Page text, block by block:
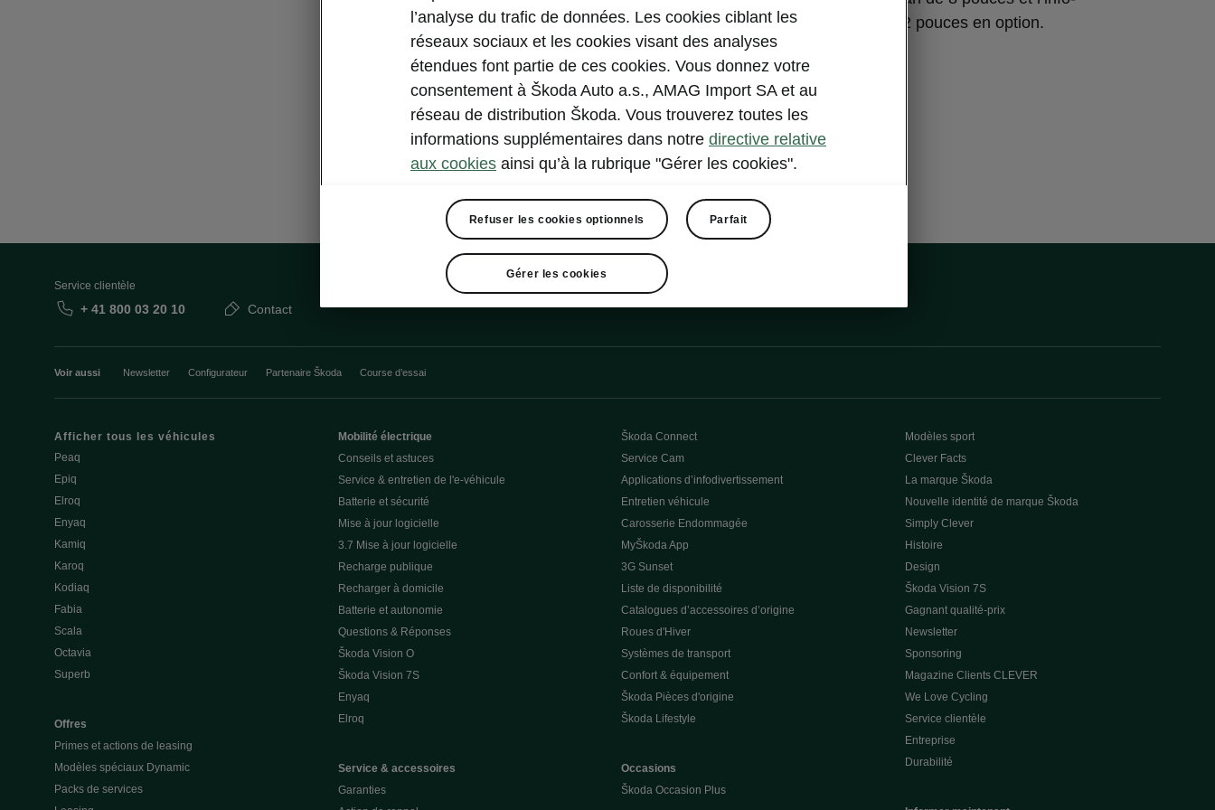
divertissement Škoda de 9,2 pouces en option.
Service clientèle
+ 41 800 03 20 10 Contact
Voir aussi Newsletter Configurateur Partenaire Škoda Course d’essai
Afficher tous les véhicules
Peaq
Epiq
Elroq
Enyaq
Kamiq
Karoq
Kodiaq
Fabia
Scala
Octavia
Superb
Offres
Primes et actions de leasing
Modèles spéciaux Dynamic
Packs de services
Mobilité électrique
Conseils et astuces
Service & entretien de l'e-véhicule
Batterie et sécurité
Mise à jour logicielle
3.7 Mise à jour logicielle
Recharge publique
Recharger à domicile
Batterie et autonomie
Questions & Réponses
Škoda Vision O
Škoda Vision 7S
Enyaq
Elroq
Service & accessoires
Garanties
Škoda Connect
Service Cam
Applications d’infodivertissement
Entretien véhicule
Carosserie Endommagée
MyŠkoda App
3G Sunset
Liste de disponibilité
Catalogues d’accessoires d’origine
Roues d'Hiver
Systèmes de transport
Confort & équipement
Škoda Pièces d'origine
Škoda Lifestyle
Occasions
Škoda Occasion Plus
Modèles sport
Clever Facts
La marque Škoda
Nouvelle identité de marque Škoda
Simply Clever
Histoire
Design
Škoda Vision 7S
Gagnant qualité-prix
Newsletter
Sponsoring
Magazine Clients CLEVER
We Love Cycling
Service clientèle
Entreprise
Durabilité
l’analyse du trafic de données. Les cookies ciblant les
réseaux sociaux et les cookies visant des analyses
étendues font partie de ces cookies. Vous donnez votre
consentement à Škoda Auto a.s., AMAG Import SA et au
réseau de distribution Škoda. Vous trouverez toutes les
informations supplémentaires dans notre directive relative
aux cookies ainsi qu’à la rubrique "Gérer les cookies".
Refuser les cookies optionnels Parfait
Gérer les cookies